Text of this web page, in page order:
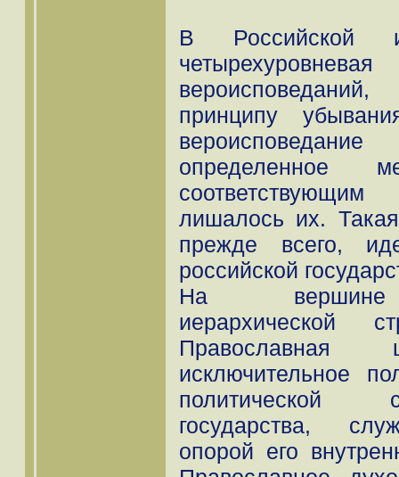
В Российской
принципу
определенное
лишалось их.
прежде всего,
российской
На вершине
иерархической
Православная
исключительное
политической
государства,
опорой его